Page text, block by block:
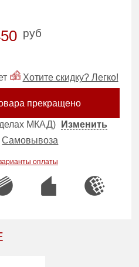
руб
Хотите скидку? Легко!
прекращено
МКАД)
Изменить
Самовывоза
оплаты